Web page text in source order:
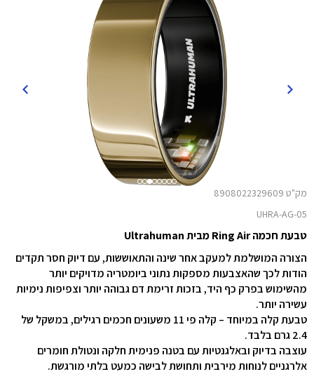
מק"ט 8908022329609
UHRA-AG-05
טבעת חכמה Ring Air מבית Ultrahuman
הצורה המושלמת למעקב אחר שינה והתאוששות, עם דיוק חסר תקדים
הודות לכך שהאצבעות מספקות נתוני ביומטריה מדויקים יותר
מהשימוש בפרק כף היד, בזכות זרימת דם גבוהה יותר וצפיפות נימיות
עשירה יותר.
טבעת קלה במיוחד – קלה פי 11 משעונים חכמים רגילים, במשקל של
2.4 גרם בלבד.
עוצבה בדיוק ובאלגנטיות עם בטנה פנימית חלקה ונטולת חומרים
אלרגניים לנוחות מירבית ותחושת לבישה כמעט בלתי מורגשת.